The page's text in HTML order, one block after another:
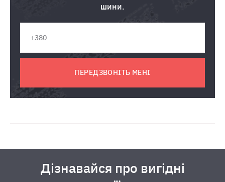
шини.
ПЕРЕДЗВОНІТЬ МЕНІ
Дізнавайся про вигідні